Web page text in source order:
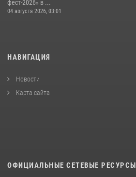
фест-2026» в ...
04 августа 2026, 03:01
НАВИГАЦИЯ
Новости
Карта сайта
ОФИЦИАЛЬНЫЕ СЕТЕВЫЕ РЕСУРСЫ